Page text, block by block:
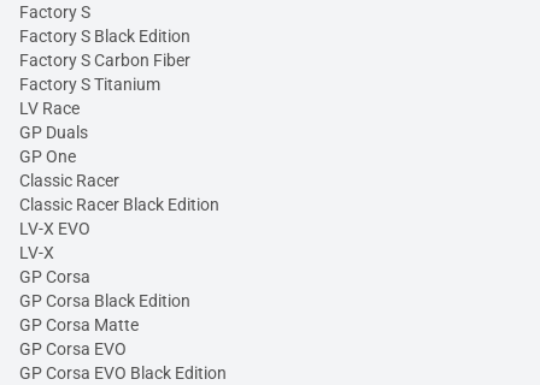
Factory S
Factory S Black Edition
Factory S Carbon Fiber
Factory S Titanium
LV Race
GP Duals
GP One
Classic Racer
Classic Racer Black Edition
LV-X EVO
LV-X
GP Corsa
GP Corsa Black Edition
GP Corsa Matte
GP Corsa EVO
GP Corsa EVO Black Edition